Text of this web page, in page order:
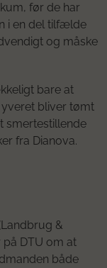
før de har
i en del tilfælde
og måske
bare at
bliver tømt
smertestillende
fra Dianova.
&
DTU om at
både